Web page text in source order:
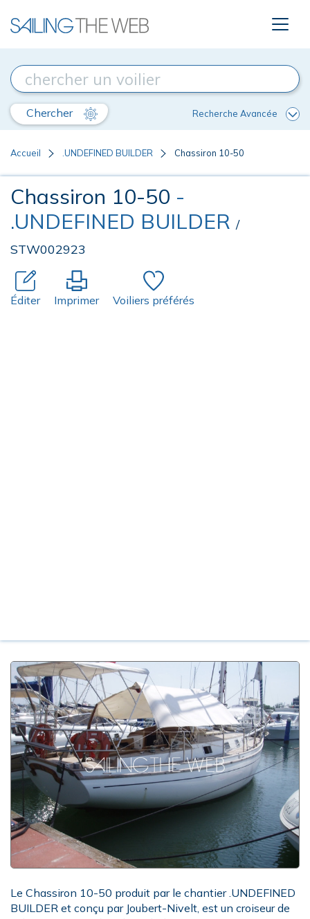
Chercher Recherche Avancée
Accueil .UNDEFINED BUILDER Chassiron 10-50
Chassiron 10-50 -
.UNDEFINED BUILDER /
STW002923
Éditer Imprimer Voiliers préférés
Le Chassiron 10-50 produit par le chantier .UNDEFINED
BUILDER et conçu par Joubert-Nivelt, est un croiseur de